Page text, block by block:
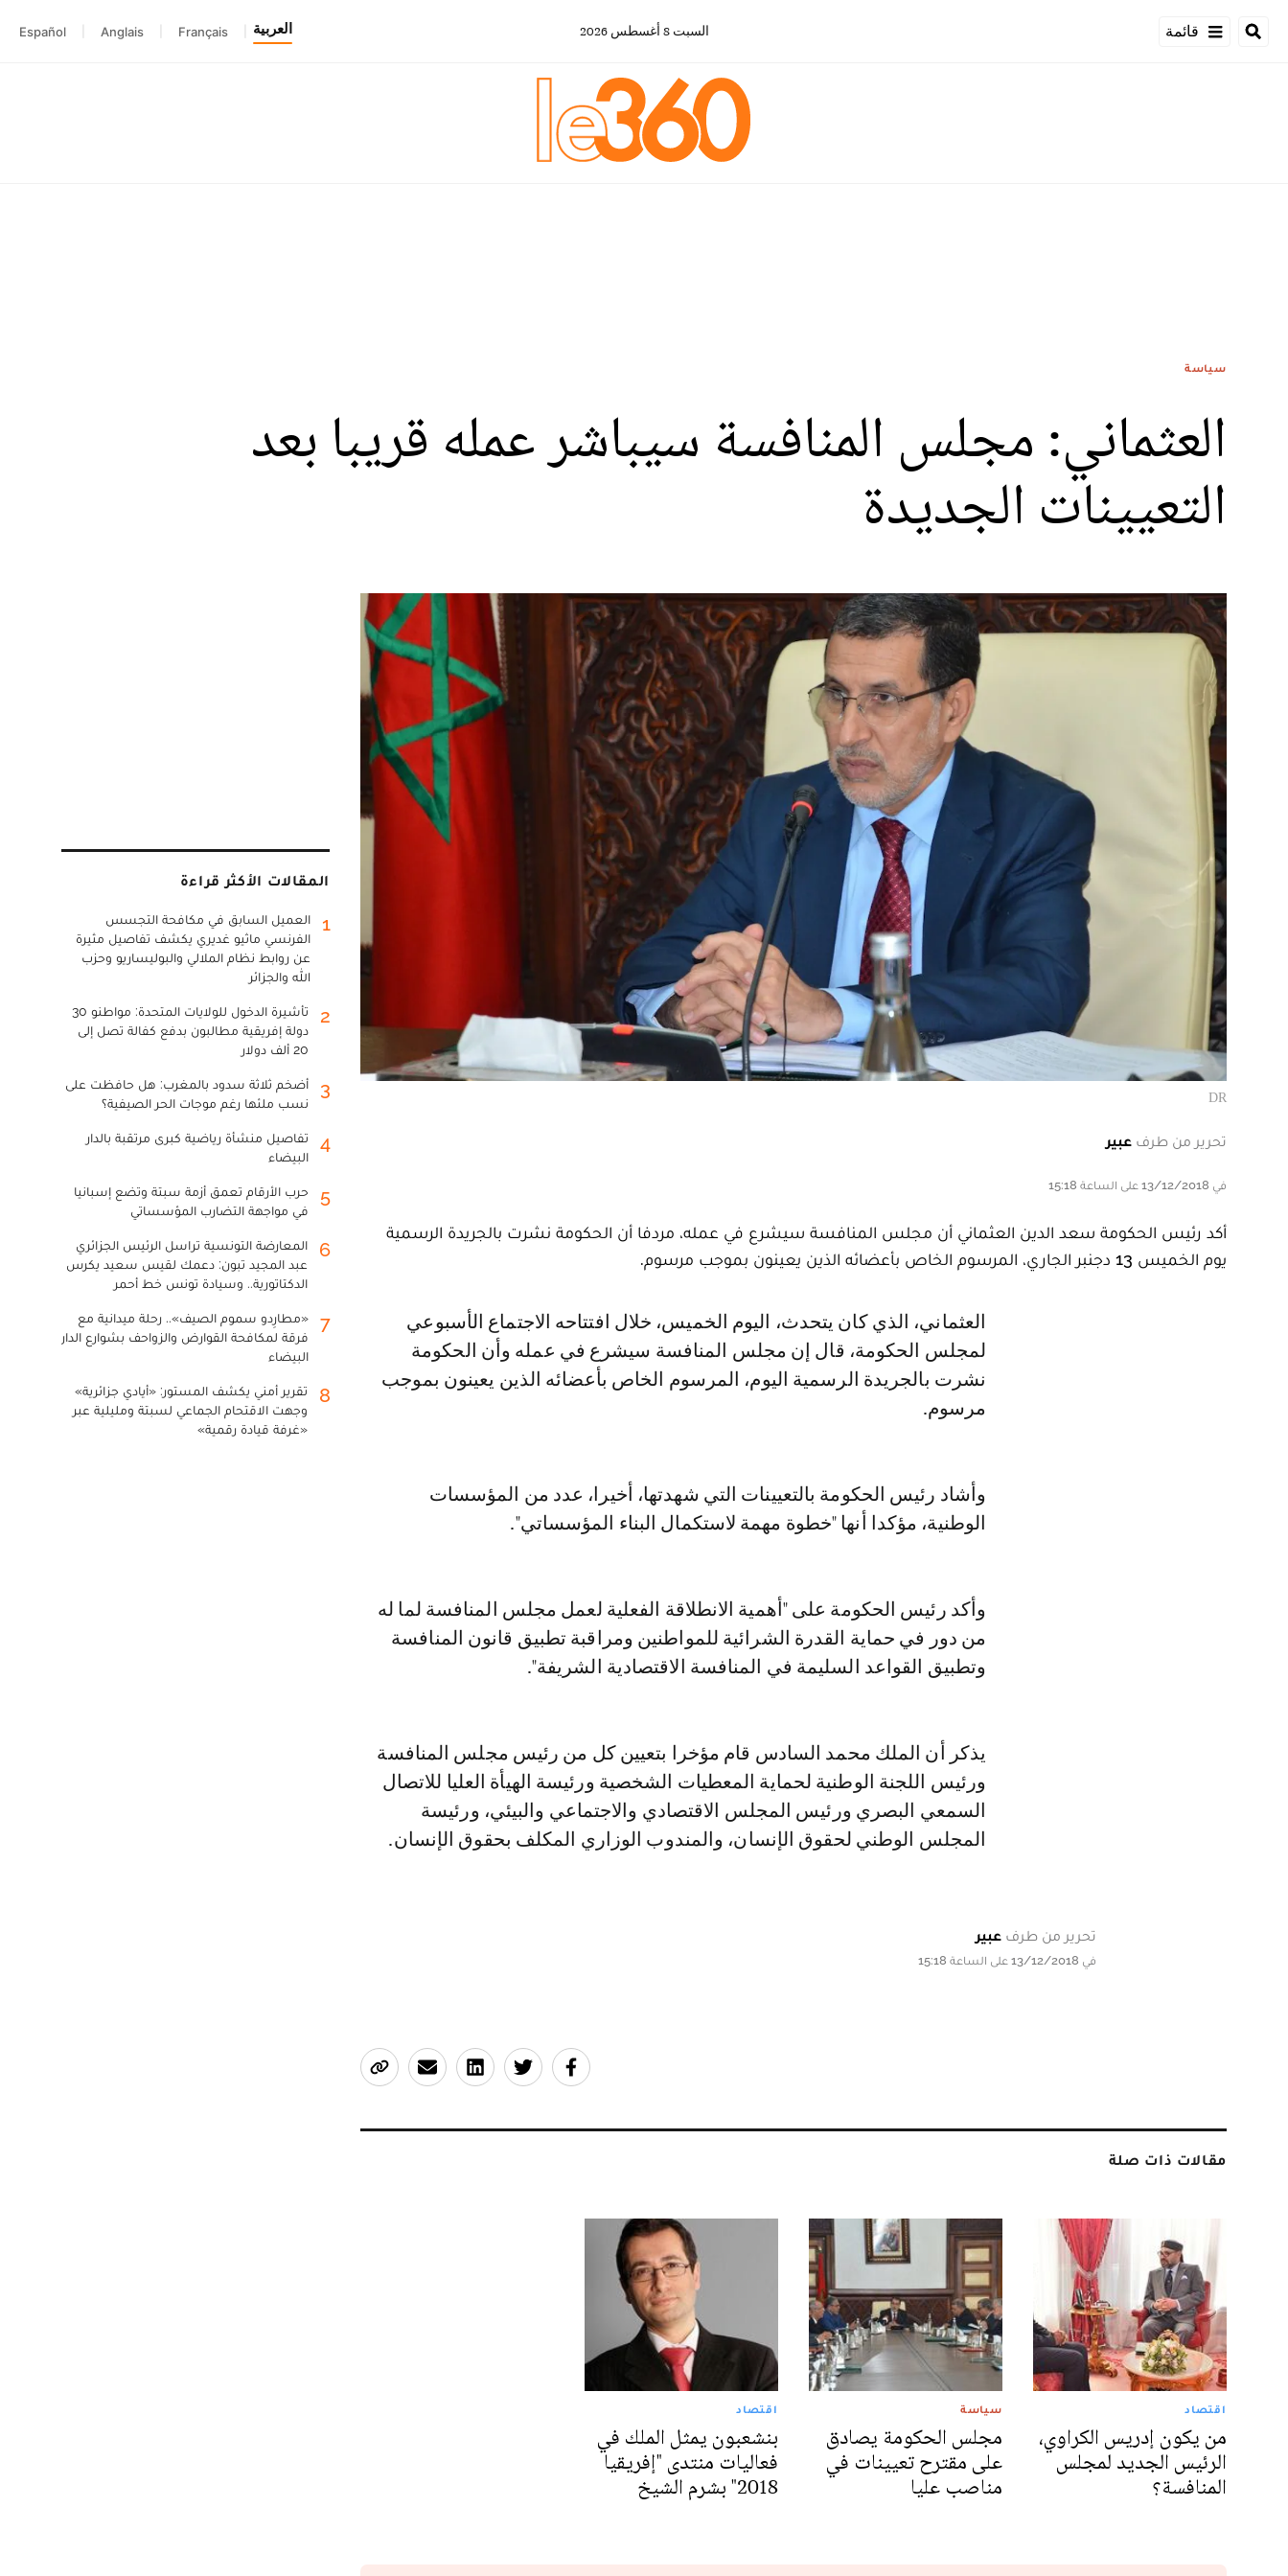
قائمة السبت 8 أغسطس 2026 العربية Français
Anglais
Español
سياسة
العثماني: مجلس المنافسة سيباشر عمله قريبا بعد
التعيينات الجديدة
DR
تحرير من طرف عبير
في 13/12/2018 على الساعة 15:18
أكد رئيس الحكومة سعد الدين العثماني أن مجلس المنافسة سيشرع في عمله، مردفا أن الحكومة نشرت بالجريدة الرسمية
يوم الخميس 13 دجنبر الجاري، المرسوم الخاص بأعضائه الذين يعينون بموجب مرسوم.
العثماني، الذي كان يتحدث، اليوم الخميس، خلال افتتاحه الاجتماع الأسبوعي
لمجلس الحكومة، قال إن مجلس المنافسة سيشرع في عمله وأن الحكومة
نشرت بالجريدة الرسمية اليوم، المرسوم الخاص بأعضائه الذين يعينون بموجب
مرسوم.
وأشاد رئيس الحكومة بالتعيينات التي شهدتها، أخيرا، عدد من المؤسسات
الوطنية، مؤكدا أنها "خطوة مهمة لاستكمال البناء المؤسساتي".
وأكد رئيس الحكومة على "أهمية الانطلاقة الفعلية لعمل مجلس المنافسة لما له
من دور في حماية القدرة الشرائية للمواطنين ومراقبة تطبيق قانون المنافسة
وتطبيق القواعد السليمة في المنافسة الاقتصادية الشريفة".
يذكر أن الملك محمد السادس قام مؤخرا بتعيين كل من رئيس مجلس المنافسة
ورئيس اللجنة الوطنية لحماية المعطيات الشخصية ورئيسة الهيأة العليا للاتصال
السمعي البصري ورئيس المجلس الاقتصادي والاجتماعي والبيئي، ورئيسة
المجلس الوطني لحقوق الإنسان، والمندوب الوزاري المكلف بحقوق الإنسان.
تحرير من طرف عبير
في 13/12/2018 على الساعة 15:18
مقالات ذات صلة
اقتصاد
من يكون إدريس الكراوي،
الرئيس الجديد لمجلس
المنافسة؟
سياسة
مجلس الحكومة يصادق
على مقترح تعيينات في
مناصب عليا
اقتصاد
بنشعبون يمثل الملك في
فعاليات منتدى "إفريقيا
2018" بشرم الشيخ
المقالات الأكثر قراءة
1
العميل السابق في مكافحة التجسس
الفرنسي ماثيو غديري يكشف تفاصيل مثيرة
عن روابط نظام الملالي والبوليساريو وحزب
الله والجزائر
2
تأشيرة الدخول للولايات المتحدة: مواطنو 30
دولة إفريقية مطالبون بدفع كفالة تصل إلى
20 ألف دولار
3
أضخم ثلاثة سدود بالمغرب: هل حافظت على
نسب ملئها رغم موجات الحر الصيفية؟
4
تفاصيل منشأة رياضية كبرى مرتقبة بالدار
البيضاء
5
حرب الأرقام تعمق أزمة سبتة وتضع إسبانيا
في مواجهة التضارب المؤسساتي
6
المعارضة التونسية تراسل الرئيس الجزائري
عبد المجيد تبون: دعمك لقيس سعيد يكرس
الدكتاتورية.. وسيادة تونس خط أحمر
7
«مطارِدو سموم الصيف».. رحلة ميدانية مع
فرقة لمكافحة القوارض والزواحف بشوارع الدار
البيضاء
8
تقرير أمني يكشف المستور: «أيادي جزائرية»
وجهت الاقتحام الجماعي لسبتة ومليلية عبر
«غرفة قيادة رقمية»